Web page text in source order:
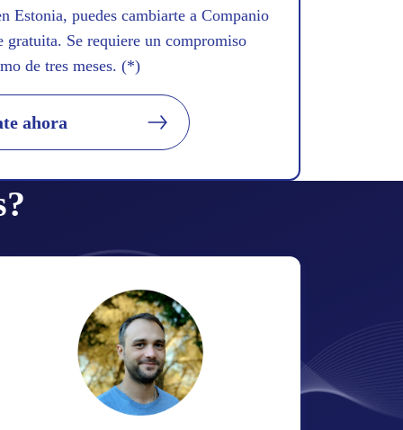
inmediato a los datos más
importantes.
monedas, conciliación bancaria
automatizada y mucho más.
Estonia, puedes cambiarte a Companio
gratuita. Se requiere un compromiso
de tres meses. (*)
ahora